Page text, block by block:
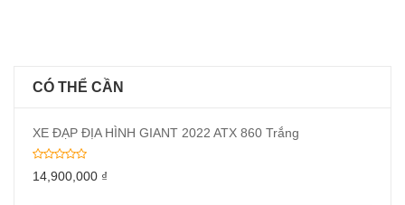
CÓ THỂ CẦN
XE ĐẠP ĐỊA HÌNH GIANT 2022 ATX 860 Trắng
14,900,000 ₫